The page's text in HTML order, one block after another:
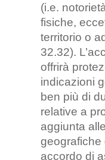
(i.e.
fisiche,
territorio o
32.32).
offrirà
indicazioni
ben più di
relative a
aggiunta
geografiche
accordo di